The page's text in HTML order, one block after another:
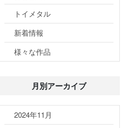
トイメタル
新着情報
様々な作品
月別アーカイブ
2024年11月